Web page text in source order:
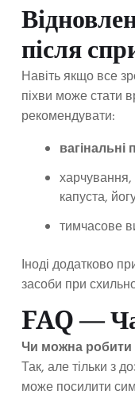
після
Навіть якщо все
піхви може стати
рекомендувати:
вагінальні
капуста,
тимчасове
Іноді додатково
засоби при
FAQ —
Чи можна
Так, але тільки з
може посилити